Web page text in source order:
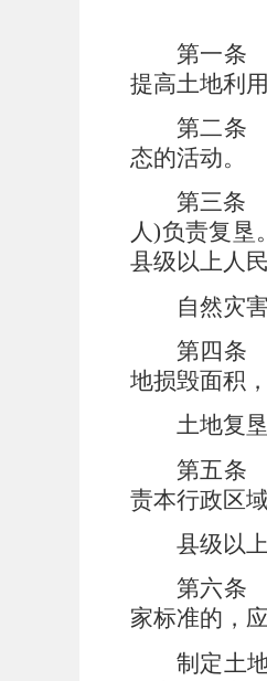
第一条
提高土地利
第二条
态的活动。
第三条
人)负责复垦
县级以上人
自然灾
第四条
地损毁面积
土地复
第五条
责本行政区
县级以
第六条
家标准的，
制定土